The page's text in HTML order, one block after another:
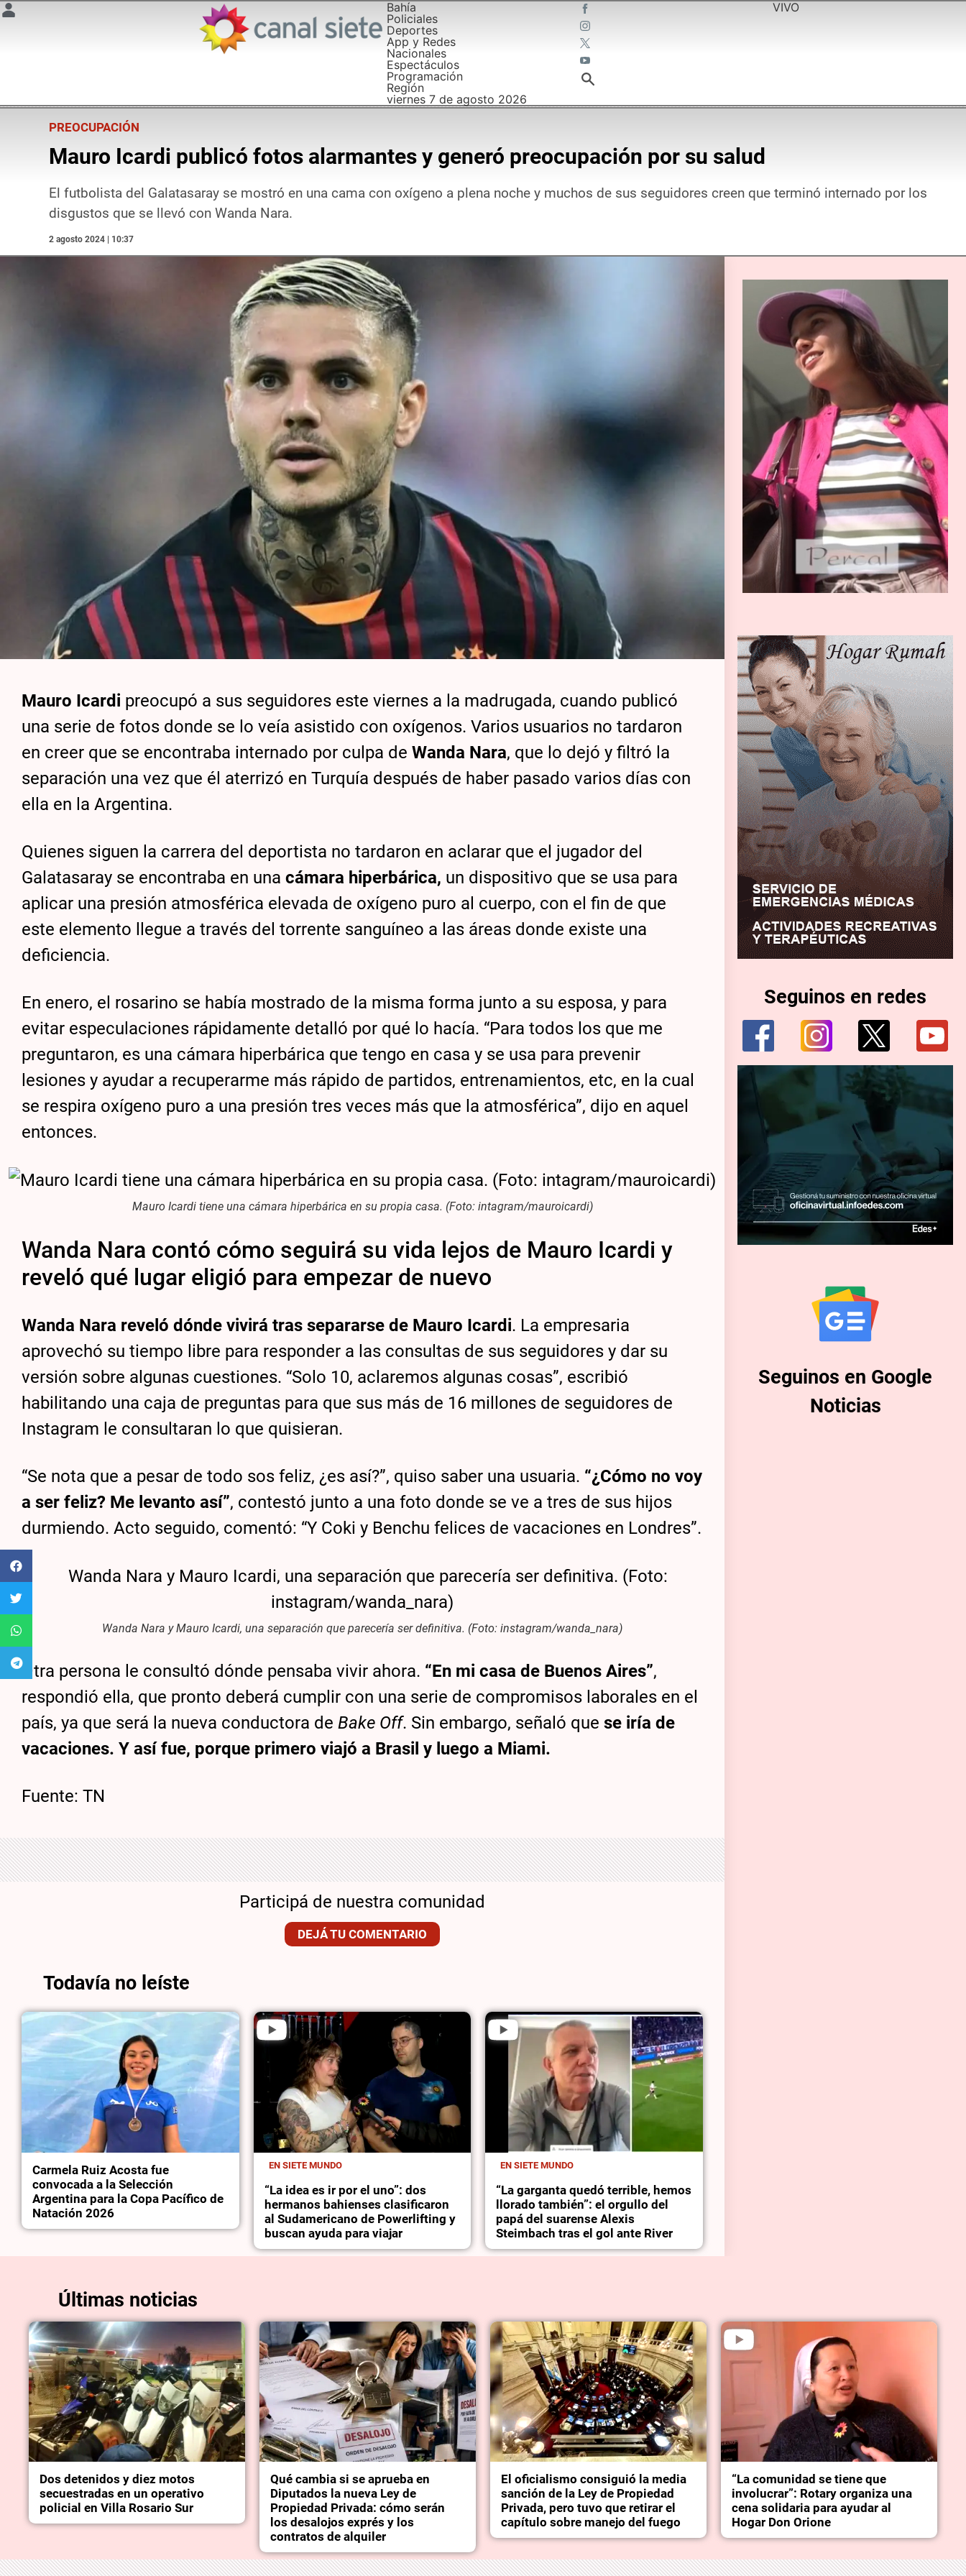
Bahía
Policiales
Deportes
App y Redes
Nacionales
Espectáculos
Programación
Región
viernes 7 de agosto 2026
VIVO
PREOCUPACIÓN
Mauro Icardi publicó fotos alarmantes y generó preocupación por su salud
El futbolista del Galatasaray se mostró en una cama con oxígeno a plena noche y muchos de sus seguidores creen que terminó internado por los
disgustos que se llevó con Wanda Nara.
2 agosto 2024 | 10:37
Mauro Icardi preocupó a sus seguidores este viernes a la madrugada, cuando publicó
una serie de fotos donde se lo veía asistido con oxígenos. Varios usuarios no tardaron
en creer que se encontraba internado por culpa deWanda Nara, que lo dejó y filtró la
separación una vez que él aterrizó en Turquía después de haber pasado varios días con
ella en la Argentina.
Quienes siguen la carrera del deportista no tardaron en aclarar que el jugador del
Galatasaray se encontraba en unacámara hiperbárica, un dispositivo que se usa para
aplicar una presión atmosférica elevada de oxígeno puro al cuerpo, con el fin de que
este elemento llegue a través del torrente sanguíneo a las áreas donde existe una
deficiencia.
En enero, el rosarino se había mostrado de la misma forma junto a su esposa, y para
evitar especulaciones rápidamente detalló por qué lo hacía. “Para todos los que me
preguntaron, es una cámara hiperbárica que tengo en casa y se usa para prevenir
lesiones y ayudar a recuperarme más rápido de partidos, entrenamientos, etc, en la cual
se respira oxígeno puro a una presión tres veces más que la atmosférica”, dijo en aquel
entonces.
Mauro Icardi tiene una cámara hiperbárica en su propia casa. (Foto: intagram/mauroicardi)
Wanda Nara contó cómo seguirá su vida lejos de Mauro Icardi y
reveló qué lugar eligió para empezar de nuevo
Wanda Nara reveló dónde vivirá tras separarse de Mauro Icardi. La empresaria
aprovechó su tiempo libre para responder a las consultas de sus seguidores y dar su
versión sobre algunas cuestiones. “Solo 10, aclaremos algunas cosas”, escribió
habilitando una caja de preguntas para que sus más de 16 millones de seguidores de
Instagram le consultaran lo que quisieran.
“Se nota que a pesar de todo sos feliz, ¿es así?”, quiso saber una usuaria. “¿Cómo no voy
a ser feliz? Me levanto así”, contestó junto a una foto donde se ve a tres de sus hijos
durmiendo. Acto seguido, comentó: “Y Coki y Benchu felices de vacaciones en Londres”.
Wanda Nara y Mauro Icardi, una separación que parecería ser definitiva. (Foto: instagram/wanda_nara)
Otra persona le consultó dónde pensaba vivir ahora. “En mi casa de Buenos Aires”,
respondió ella, que pronto deberá cumplir con una serie de compromisos laborales en el
país, ya que será la nueva conductora deBake Off. Sin embargo, señaló que se iría de
vacaciones. Y así fue, porque primero viajó a Brasil y luego a Miami.
Fuente: TN
Participá de nuestra comunidad
DEJÁ TU COMENTARIO
Todavía no leíste
Carmela Ruiz Acosta fue
convocada a la Selección
Argentina para la Copa Pacífico de
Natación 2026
EN SIETE MUNDO
“La idea es ir por el uno”: dos
hermanos bahienses clasificaron
al Sudamericano de Powerlifting y
buscan ayuda para viajar
EN SIETE MUNDO
“La garganta quedó terrible, hemos
llorado también”: el orgullo del
papá del suarense Alexis
Steimbach tras el gol ante River
Seguinos en redes
Seguinos en Google
Noticias
Últimas noticias
Dos detenidos y diez motos
secuestradas en un operativo
policial en Villa Rosario Sur
Qué cambia si se aprueba en
Diputados la nueva Ley de
Propiedad Privada: cómo serán
los desalojos exprés y los
contratos de alquiler
El oficialismo consiguió la media
sanción de la Ley de Propiedad
Privada, pero tuvo que retirar el
capítulo sobre manejo del fuego
“La comunidad se tiene que
involucrar”: Rotary organiza una
cena solidaria para ayudar al
Hogar Don Orione